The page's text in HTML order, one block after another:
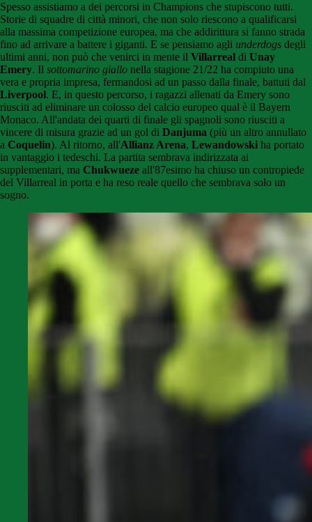
Spesso assistiamo a dei percorsi in Champions che stupiscono tutti.
Storie di squadre di città minori, che non solo riescono a qualificarsi
alla massima competizione europea, ma che addirittura si fanno strada
fino ad arrivare a battere i giganti. E se pensiamo agli underdogs degli
ultimi anni, non può che venirci in mente il Villarreal di Unay
Emery. Il sottomarino giallo nella stagione 21/22 ha compiuto una
vera e propria impresa, fermandosi ad un passo dalla finale, battuti dal
Liverpool. E, in questo percorso, i ragazzi allenati da Emery sono
riusciti ad eliminare un colosso del calcio europeo qual è il Bayern
Monaco. All'andata dei quarti di finale gli spagnoli sono riusciti a
vincere di misura grazie ad un gol di Danjuma (più un altro annullato
a Coquelin). Al ritorno, all'Allianz Arena, Lewandowski ha portato
in vantaggio i tedeschi. La partita sembrava indirizzata ai
supplementari, ma Chukwueze all'87esimo ha chiuso un contropiede
del Villarreal in porta e ha reso reale quello che sembrava solo un
sogno.